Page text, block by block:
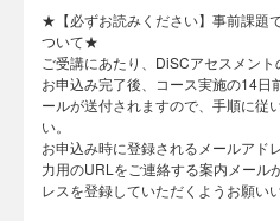
★【必ずお読みください】事前課題
ついて★
ご受講にあたり、DiSCアセスメント
お申込み完了後、コース実施の14日
ールが送付されますので、手順に従
い。
お申込み時に登録されるメールアド
力用のURLをご連絡する案内メール
レスを登録していただくようお願い